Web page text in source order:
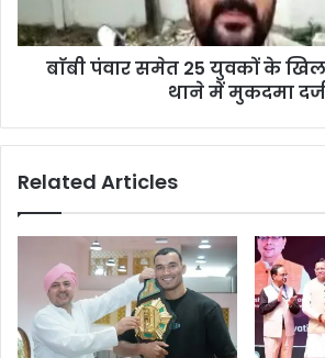
बाॅबी पंवार समेत 25 युवकों के
थाने में मुकदमा दर्ज
Related Articles